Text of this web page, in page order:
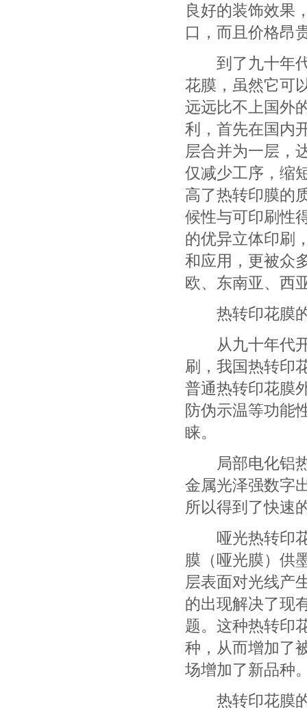
良好的装饰效果
口，而且价格昂
到了九十年代
花膜，虽然它可
远远比不上国外
利，首先在国内
层合并为一层，
仅减少工序，缩
高了热转印膜的
候性与可印刷性
的优异立体印刷
和应用，更被众
欧、东南亚、西
热转印花膜
从九十年代开
刷，我国热转印
普通热转印花膜
防伪示温等功能
睐。
局部电化铝热
金属光泽强数字
所以得到了快速
哑光热转印花
膜（哑光膜）供
层表面对光线产
的出现解决了现
题。这种热转印
种，从而增加了
场增加了新品种
热转印花膜的